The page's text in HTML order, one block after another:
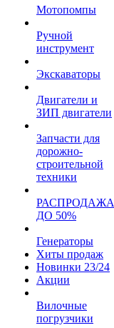
Мотопомпы
Ручной
инструмент
Экскаваторы
Двигатели и
ЗИП двигатели
Запчасти для
дорожно-
строительной
техники
РАСПРОДАЖА
ДО 50%
Генераторы
Хиты продаж
Новинки 23/24
Акции
Вилочные
погрузчики